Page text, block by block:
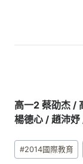
高一2 蔡劭杰 /
楊德心 / 趙沛
Post
Tags:
#2014國際教育